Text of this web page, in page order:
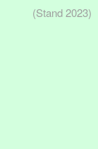
(Stand 2023)